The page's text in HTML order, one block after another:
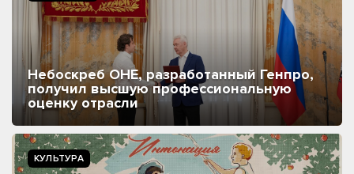
Небоскреб ОНЕ, разработанный Генпро,
получил высшую профессиональную
оценку отрасли
КУЛЬТУРА